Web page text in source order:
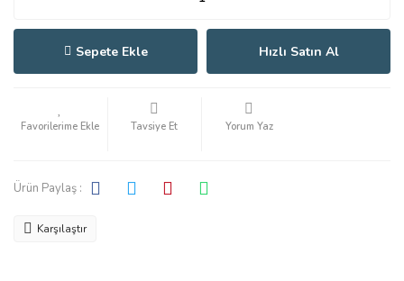
Sepete Ekle Hızlı Satın Al
Tavsiye Et Yorum Yaz
Ürün Paylaş :
Karşılaştır